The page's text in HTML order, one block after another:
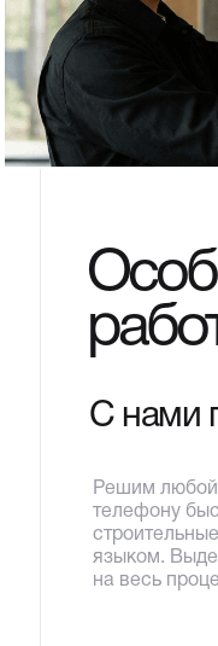
Решим любой
телефону
языком.
на весь
С нами